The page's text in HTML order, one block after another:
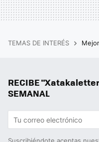
TEMAS DE INTERÉS
RECIBE
SEMANAL